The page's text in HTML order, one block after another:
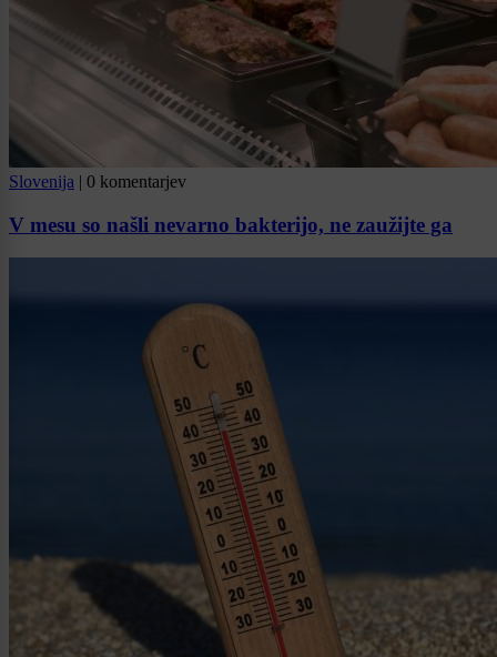
Slovenija | 0 komentarjev
V mesu so našli nevarno bakterijo, ne zaužijte ga